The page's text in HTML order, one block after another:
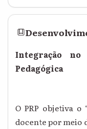
Integração no
Pedagógica
O PRP objetiva
docente por meio